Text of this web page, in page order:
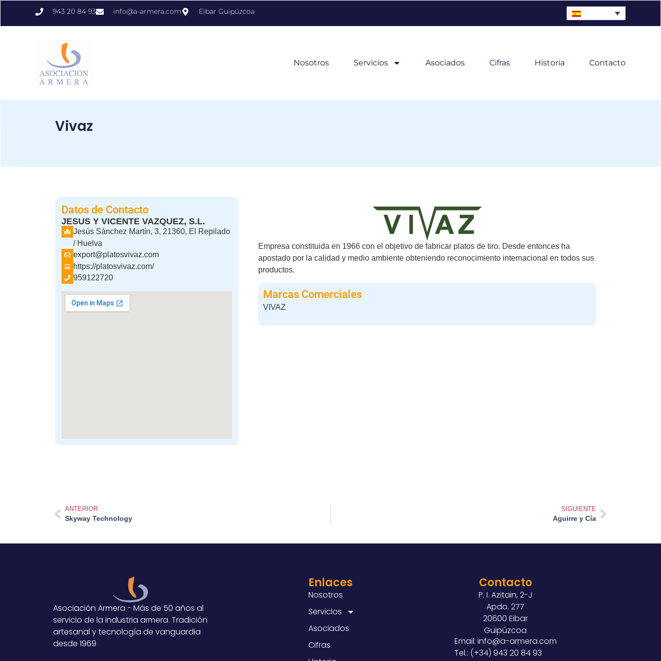
943 20 84 93 info@a-armera.com Eibar Guipúzcoa
Nosotros Servicios Asociados Cifras Historia Contacto
Vivaz
Datos de Contacto
JESUS Y VICENTE VAZQUEZ, S.L.
Jesús Sánchez Martín, 3, 21360, El Repilado
/ Huelva
export@platosvivaz.com
https://platosvivaz.com/
959122720
Empresa constituida en 1966 con el objetivo de fabricar platos de tiro. Desde entonces ha
apostado por la calidad y medio ambiente obteniendo reconocimiento internacional en todos sus
productos.
Marcas Comerciales
VIVAZ
ANTERIOR
Skyway Technology
SIGUIENTE
Aguirre y Cía
Asociación Armera - Más de 50 años al
servicio de la industria armera. Tradición
artesanal y tecnología de vanguardia
desde 1969
Enlaces
Nosotros
Servicios
Asociados
Cifras
Contacto
P. I. Azitain, 2-J
Apdo. 277
20600 Eibar
Guipúzcoa
Email: info@a-armera.com
Tel.: (+34) 943 20 84 93